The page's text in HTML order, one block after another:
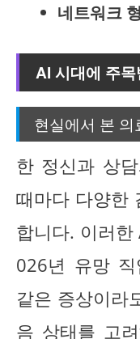
네트워크
AI 시대에 주
현실에서 본 의
한 정신과 상
때마다 다양한
합니다. 이러
026년 유망
같은 증상이라
음 상태를 고